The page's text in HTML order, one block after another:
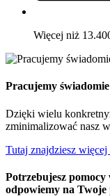
Więcej niż
Pracujemy
Dzięki wielu
zminimalizować nasz
Tutaj znajdziesz
Potrzebujesz
odpowiemy na Twoje